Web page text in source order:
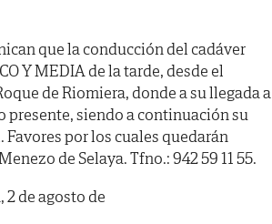
que la conducción del cadáver
Y MEDIA de la tarde, desde el
de Riomiera, donde a su llegada a
presente, siendo a continuación su
por los cuales quedarán
de Selaya. Tfno.: 942 59 11 55.
2 de agosto de